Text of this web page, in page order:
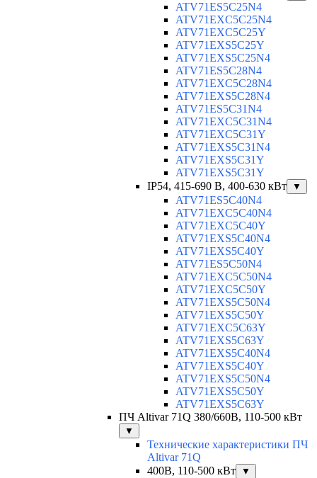
ATV71ES5C25N4
ATV71EXC5C25N4
ATV71EXC5C25Y
ATV71EXS5C25Y
ATV71EXS5C25N4
ATV71ES5C28N4
ATV71EXC5C28N4
ATV71EXS5C28N4
ATV71ES5C31N4
ATV71EXC5C31N4
ATV71EXC5C31Y
ATV71EXS5C31N4
ATV71EXS5C31Y
ATV71EXS5C31Y
IP54, 415-690 B, 400-630 кВт
▼
ATV71ES5C40N4
ATV71EXC5C40N4
ATV71EXC5C40Y
ATV71EXS5C40N4
ATV71EXS5C40Y
ATV71ES5C50N4
ATV71EXC5C50N4
ATV71EXC5C50Y
ATV71EXS5C50N4
ATV71EXS5C50Y
ATV71EXC5C63Y
ATV71EXS5C63Y
ATV71EXS5C40N4
ATV71EXS5C40Y
ATV71EXS5C50N4
ATV71EXS5C50Y
ATV71EXS5C63Y
ПЧ Altivar 71Q 380/660В, 110-500 кВт
▼
Технические характеристики ПЧ
Altivar 71Q
400В, 110-500 кВт
▼